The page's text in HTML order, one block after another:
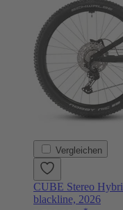
Vergleichen
CUBE Stereo
blackline, 2026